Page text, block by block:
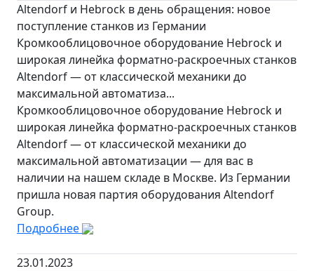
Altendorf и Hebrock в день обращения: новое
поступление станков из Германии
Кромкооблицовочное оборудование Hebrock и
широкая линейка форматно-раскроечных станков
Altendorf — от классической механики до
максимальной автоматиза...
Кромкооблицовочное оборудование Hebrock и
широкая линейка форматно-раскроечных станков
Altendorf — от классической механики до
максимальной автоматизации — для вас в
наличии на нашем складе в Москве. Из Германии
пришла новая партия оборудования Altendorf
Group.
Подробнее
23.01.2023